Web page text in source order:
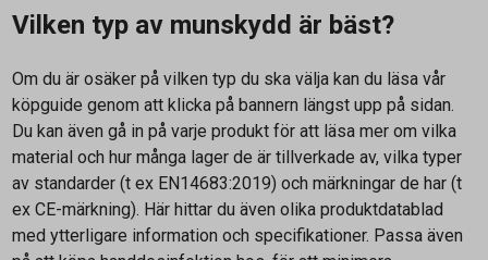
Vilken typ av munskydd är bäst?
Om du är osäker på vilken typ du ska välja kan du läsa vår
köpguide genom att klicka på bannern längst upp på sidan.
Du kan även gå in på varje produkt för att läsa mer om vilka
material och hur många lager de är tillverkade av, vilka typer
av standarder (t ex EN14683:2019) och märkningar de har (t
ex CE-märkning). Här hittar du även olika produktdatablad
med ytterligare information och specifikationer. Passa även